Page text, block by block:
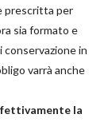
prescritta per
sia formato e
in
varrà anche
la